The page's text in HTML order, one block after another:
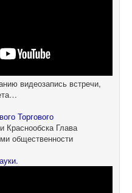
видеозапись встречи,
Торгового
Краснообска Глава
общественности